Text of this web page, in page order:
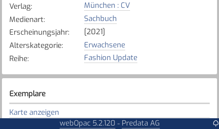
Verlag:
München : CV
Medienart:
Sachbuch
Erscheinungsjahr:
[2021]
Alterskategorie:
Erwachsene
Reihe: Fashion Update
Exemplare
Karte anzeigen
webOpac 5.2.120 - Predata AG